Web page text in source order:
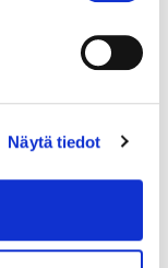
Näytä tiedot